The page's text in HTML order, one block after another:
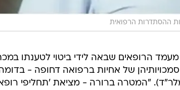
ההסתדרות הרפואית
הרופאים שבאה לידי ביטוי לטענתו
של אחיות ברפואה דחופה -
"המטרה ברורה - מציאת 'תחליפי